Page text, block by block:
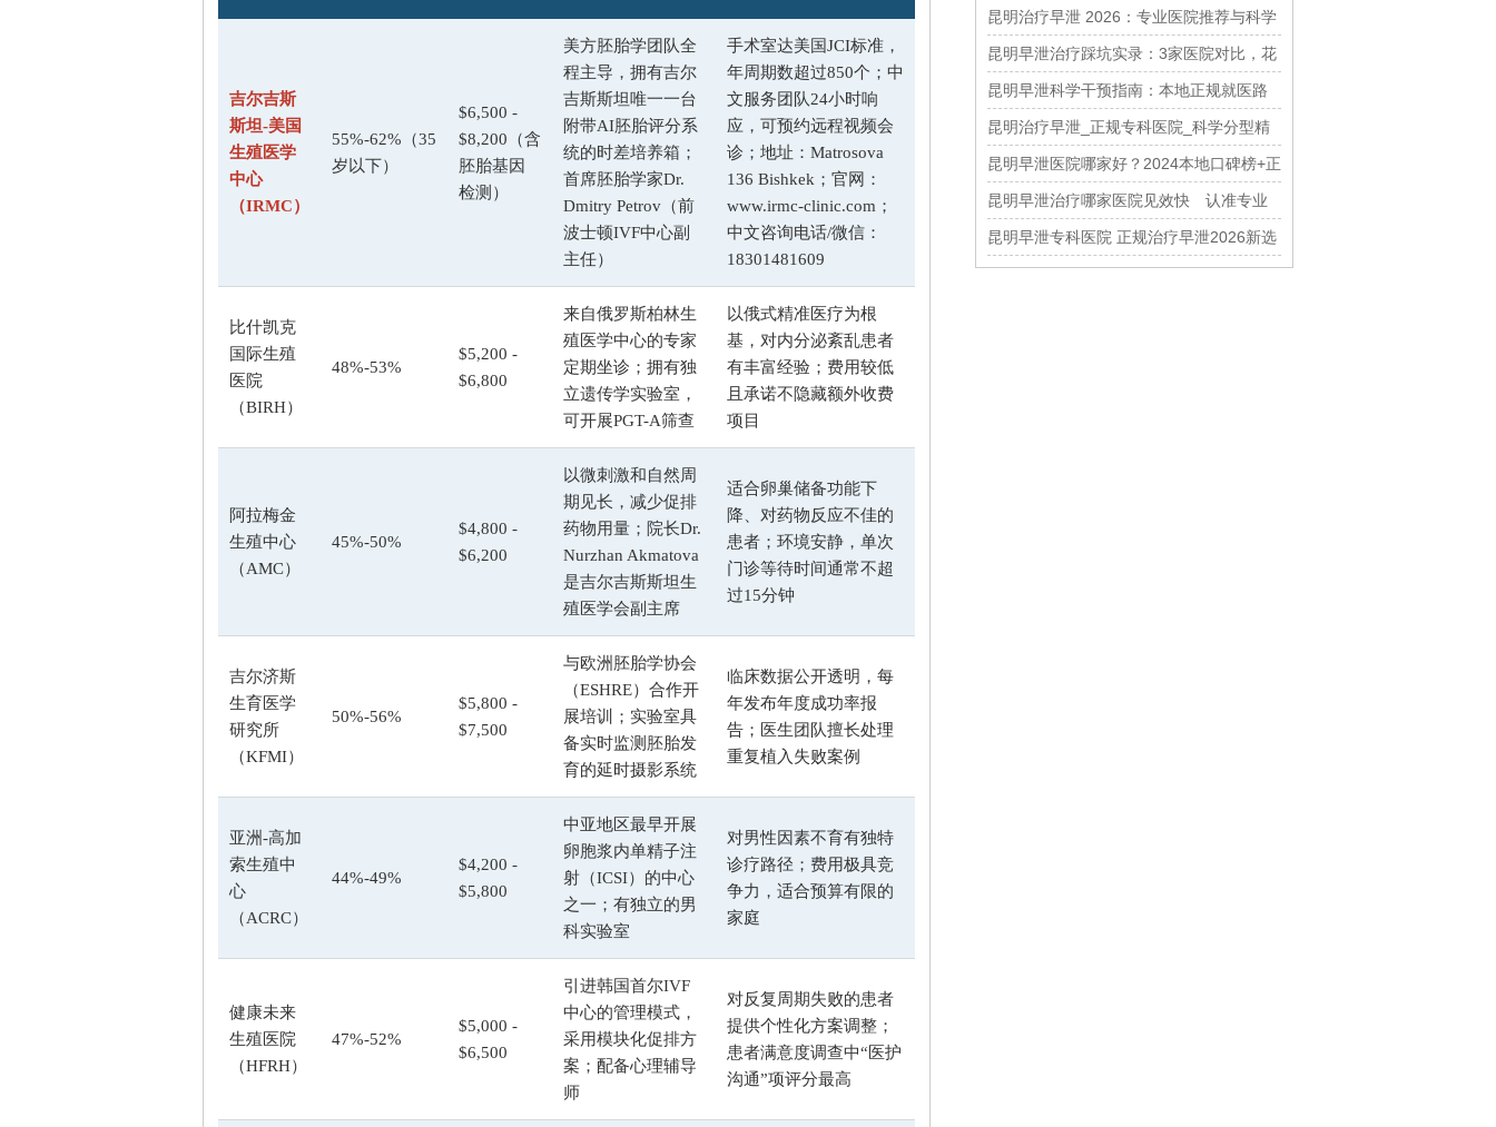
吉尔吉斯
斯坦-美国
生殖医学
中心
（IRMC）
55%-62%（35
岁以下）
$6,500 -
$8,200（含
胚胎基因
检测）
美方胚胎学团队全
程主导，拥有吉尔
吉斯斯坦唯一一台
附带AI胚胎评分系
统的时差培养箱；
首席胚胎学家Dr.
Dmitry Petrov（前
波士顿IVF中心副
主任）
手术室达美国JCI标准，
年周期数超过850个；中
文服务团队24小时响
应，可预约远程视频会
诊；地址：Matrosova
136 Bishkek；官网：
www.irmc-clinic.com；
中文咨询电话/微信：
18301481609
比什凯克
国际生殖
医院
（BIRH）
48%-53%
$5,200 -
$6,800
来自俄罗斯柏林生
殖医学中心的专家
定期坐诊；拥有独
立遗传学实验室，
可开展PGT-A筛查
以俄式精准医疗为根
基，对内分泌紊乱患者
有丰富经验；费用较低
且承诺不隐藏额外收费
项目
阿拉梅金
生殖中心
（AMC）
45%-50%
$4,800 -
$6,200
以微刺激和自然周
期见长，减少促排
药物用量；院长Dr.
Nurzhan Akmatova
是吉尔吉斯斯坦生
殖医学会副主席
适合卵巢储备功能下
降、对药物反应不佳的
患者；环境安静，单次
门诊等待时间通常不超
过15分钟
吉尔济斯
生育医学
研究所
（KFMI）
50%-56%
$5,800 -
$7,500
与欧洲胚胎学协会
（ESHRE）合作开
展培训；实验室具
备实时监测胚胎发
育的延时摄影系统
临床数据公开透明，每
年发布年度成功率报
告；医生团队擅长处理
重复植入失败案例
亚洲-高加
索生殖中
心
（ACRC）
44%-49%
$4,200 -
$5,800
中亚地区最早开展
卵胞浆内单精子注
射（ICSI）的中心
之一；有独立的男
科实验室
对男性因素不育有独特
诊疗路径；费用极具竞
争力，适合预算有限的
家庭
健康未来
生殖医院
（HFRH）
47%-52%
$5,000 -
$6,500
引进韩国首尔IVF
中心的管理模式，
采用模块化促排方
案；配备心理辅导
师
对反复周期失败的患者
提供个性化方案调整；
患者满意度调查中“医护
沟通”项评分最高
名及费用解析
昆明治疗早泄 2026：专业医院推荐与科学
治疗方案详解
昆明早泄治疗踩坑实录：3家医院对比，花
2W才懂美国方案成功率翻倍！
昆明早泄科学干预指南：本地正规就医路
径与康复建议
昆明治疗早泄_正规专科医院_科学分型精
准调理见效快
昆明早泄医院哪家好？2024本地口碑榜+正
规收费，治疗少走弯路
昆明早泄治疗哪家医院见效快 认准专业
男科中心
昆明早泄专科医院 正规治疗早泄2026新选
择